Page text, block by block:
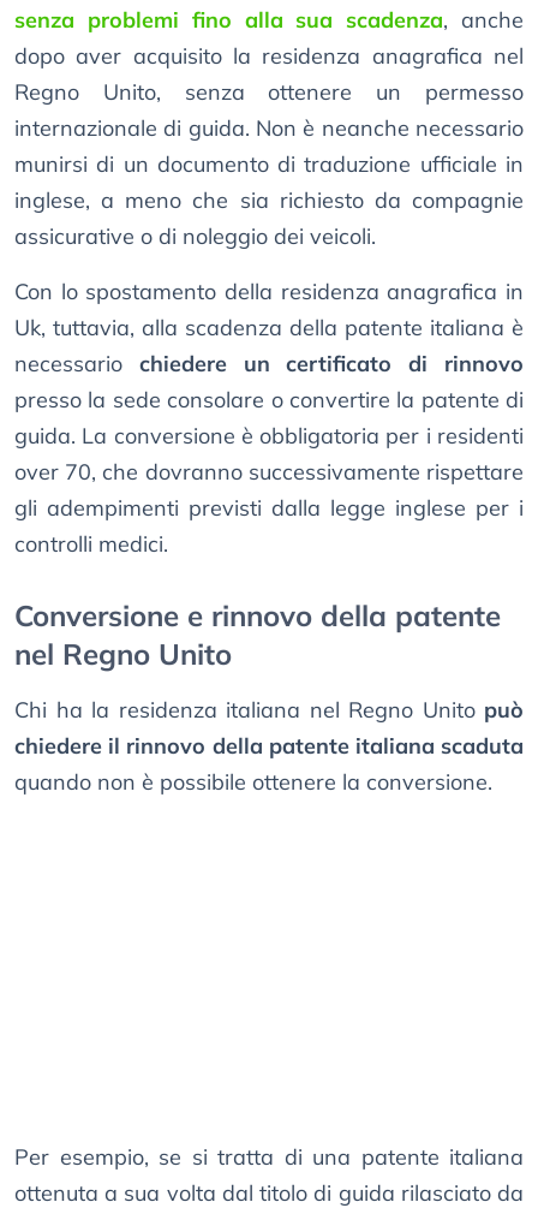
senza problemi fino alla sua scadenza, anche
dopo aver acquisito la residenza anagrafica nel
Regno Unito, senza ottenere un permesso
internazionale di guida. Non è neanche necessario
munirsi di un documento di traduzione ufficiale in
inglese, a meno che sia richiesto da compagnie
assicurative o di noleggio dei veicoli.
Con lo spostamento della residenza anagrafica in
Uk, tuttavia, alla scadenza della patente italiana è
necessario chiedere un certificato di rinnovo
presso la sede consolare o convertire la patente di
guida. La conversione è obbligatoria per i residenti
over 70, che dovranno successivamente rispettare
gli adempimenti previsti dalla legge inglese per i
controlli medici.
Conversione e rinnovo della patente
nel Regno Unito
Chi ha la residenza italiana nel Regno Unito può
chiedere il rinnovo della patente italiana scaduta
quando non è possibile ottenere la conversione.
Per esempio, se si tratta di una patente italiana
ottenuta a sua volta dal titolo di guida rilasciato da